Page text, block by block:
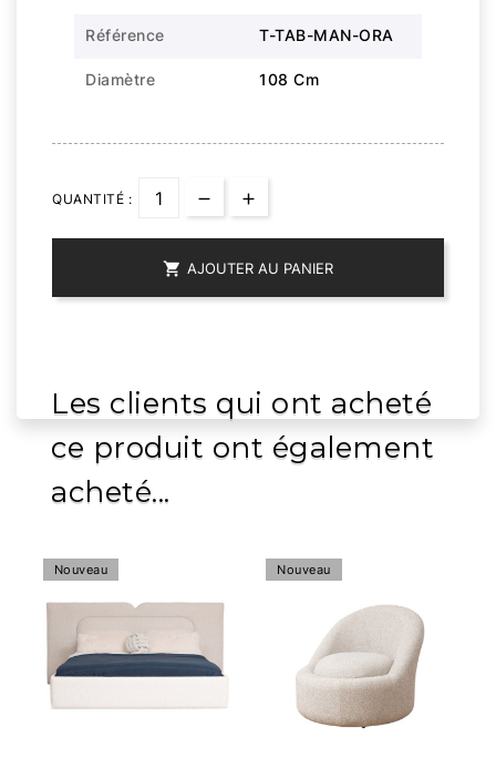
Référence T-TAB-MAN-ORA
Diamètre 108 Cm
QUANTITÉ :
 AJOUTER AU PANIER
Les clients qui ont acheté
ce produit ont également
acheté...
Nouveau Nouveau